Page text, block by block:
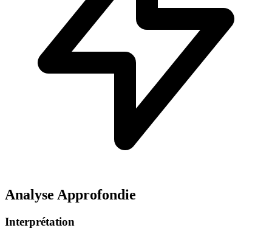
Analyse Approfondie
Interprétation